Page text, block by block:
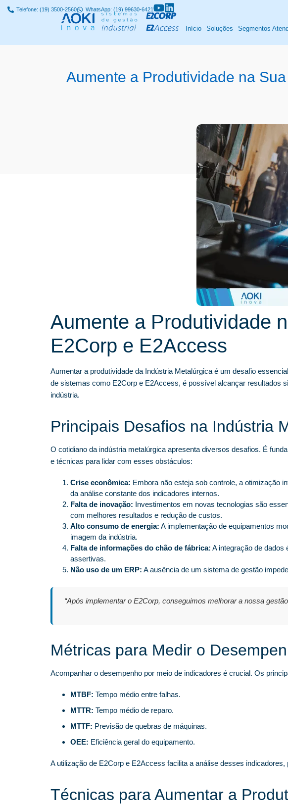
Telefone: (19) 3500-2560 WhatsApp: (19) 99630-6421
Início Soluções Segmentos
Aumente a Produtividade na
Aumente a Produtividade
E2Corp e E2Access
Aumentar a produtividade da Indústria Metalúrgica é um desafio
de sistemas como E2Corp e E2Access, é possível alcançar resultados
indústria.
Principais Desafios na Indústria
O cotidiano da indústria metalúrgica apresenta diversos desafios. É
e técnicas para lidar com esses obstáculos:
Crise econômica: Embora não esteja sob controle, a otimização
da análise constante dos indicadores internos.
Falta de inovação: Investimentos em novas tecnologias são
com melhores resultados e redução de custos.
Alto consumo de energia: A implementação de equipamentos
imagem da indústria.
Falta de informações do chão de fábrica: A integração de
assertivas.
Não uso de um ERP: A ausência de um sistema de gestão
“Após implementar o E2Corp, conseguimos melhorar a nossa
Métricas para Medir o
Acompanhar o desempenho por meio de indicadores é crucial. Os
MTBF: Tempo médio entre falhas.
MTTR: Tempo médio de reparo.
MTTF: Previsão de quebras de máquinas.
OEE: Eficiência geral do equipamento.
A utilização de E2Corp e E2Access facilita a análise desses
Técnicas para Aumentar a